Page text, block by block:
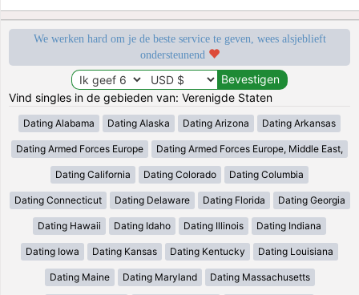
We werken hard om je de beste service te geven, wees alsjeblieft
ondersteunend
Vind singles in de gebieden van: Verenigde Staten
Dating Alabama Dating Alaska Dating Arizona Dating Arkansas
Dating Armed Forces Europe Dating Armed Forces Europe, Middle East,
Dating California Dating Colorado Dating Columbia
Dating Connecticut Dating Delaware Dating Florida Dating Georgia
Dating Hawaii Dating Idaho Dating Illinois Dating Indiana
Dating Iowa Dating Kansas Dating Kentucky Dating Louisiana
Dating Maine Dating Maryland Dating Massachusetts